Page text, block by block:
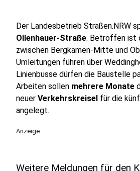
Der Landesbetrieb Straßen.NRW
Ollenhauer-Straße. Betroffen ist
zwischen Bergkamen-Mitte und
Umleitungen führen über
Linienbusse dürfen die Baustelle
Arbeiten sollen mehrere Monate
neuer Verkehrskreisel für die
angelegt.
Anzeige
Weitere Meldungen für den